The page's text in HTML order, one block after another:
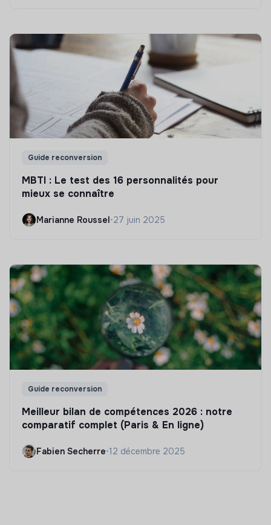
Guide reconversion
MBTI : Le test des 16 personnalités pour
mieux se connaître
Marianne Roussel•27 juin 2025
Guide reconversion
Meilleur bilan de compétences 2026 : notre
comparatif complet (Paris & En ligne)
Fabien Secherre•12 décembre 2025